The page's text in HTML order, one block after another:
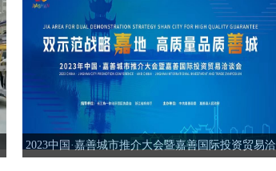
2023中国·嘉善城市推介大会暨嘉善国际投资贸易洽